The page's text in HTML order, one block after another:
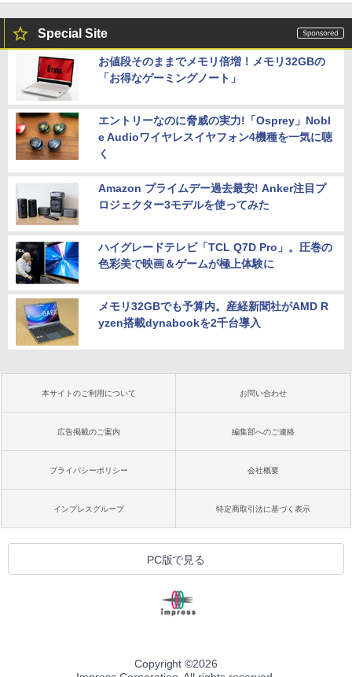
Special Site
お値段そのままでメモリ倍増！メモリ32GBの
「お得なゲーミングノート」
エントリーなのに脅威の実力!「Osprey」Nobl
e Audioワイヤレスイヤフォン4機種を一気に聴
く
Amazon プライムデー過去最安! Anker注目プ
ロジェクター3モデルを使ってみた
ハイグレードテレビ「TCL Q7D Pro」。圧巻の
色彩美で映画＆ゲームが極上体験に
メモリ32GBでも予算内。産経新聞社がAMD R
yzen搭載dynabookを2千台導入
本サイトのご利用について お問い合わせ
広告掲載のご案内 編集部へのご連絡
プライバシーポリシー 会社概要
インプレスグループ 特定商取引法に基づく表示
PC版で見る
Copyright ©2026